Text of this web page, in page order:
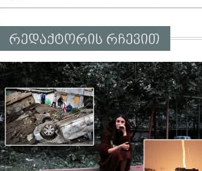
რედაქტორის რჩევით